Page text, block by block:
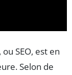
, ou SEO, est en
Selon de